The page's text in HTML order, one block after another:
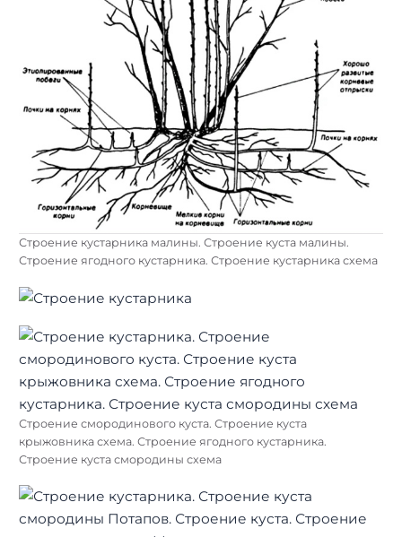
Строение кустарника малины. Строение куста малины.
Строение ягодного кустарника. Строение кустарника схема
Строение смородинового куста. Строение куста
крыжовника схема. Строение ягодного кустарника.
Строение куста смородины схема